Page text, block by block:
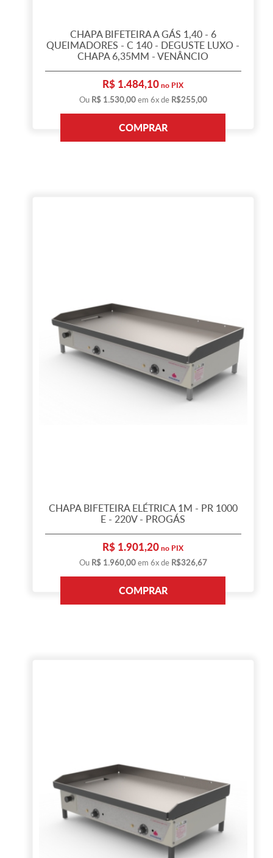
CHAPA BIFETEIRA A GÁS 1,40 - 6
QUEIMADORES - C 140 - DEGUSTE LUXO -
CHAPA 6,35MM - VENÂNCIO
R$ 1.484,10no PIX
Ou R$ 1.530,00em 6x de R$255,00
COMPRAR
CHAPA BIFETEIRA ELÉTRICA 1M - PR 1000
E - 220V - PROGÁS
R$ 1.901,20no PIX
Ou R$ 1.960,00em 6x de R$326,67
COMPRAR